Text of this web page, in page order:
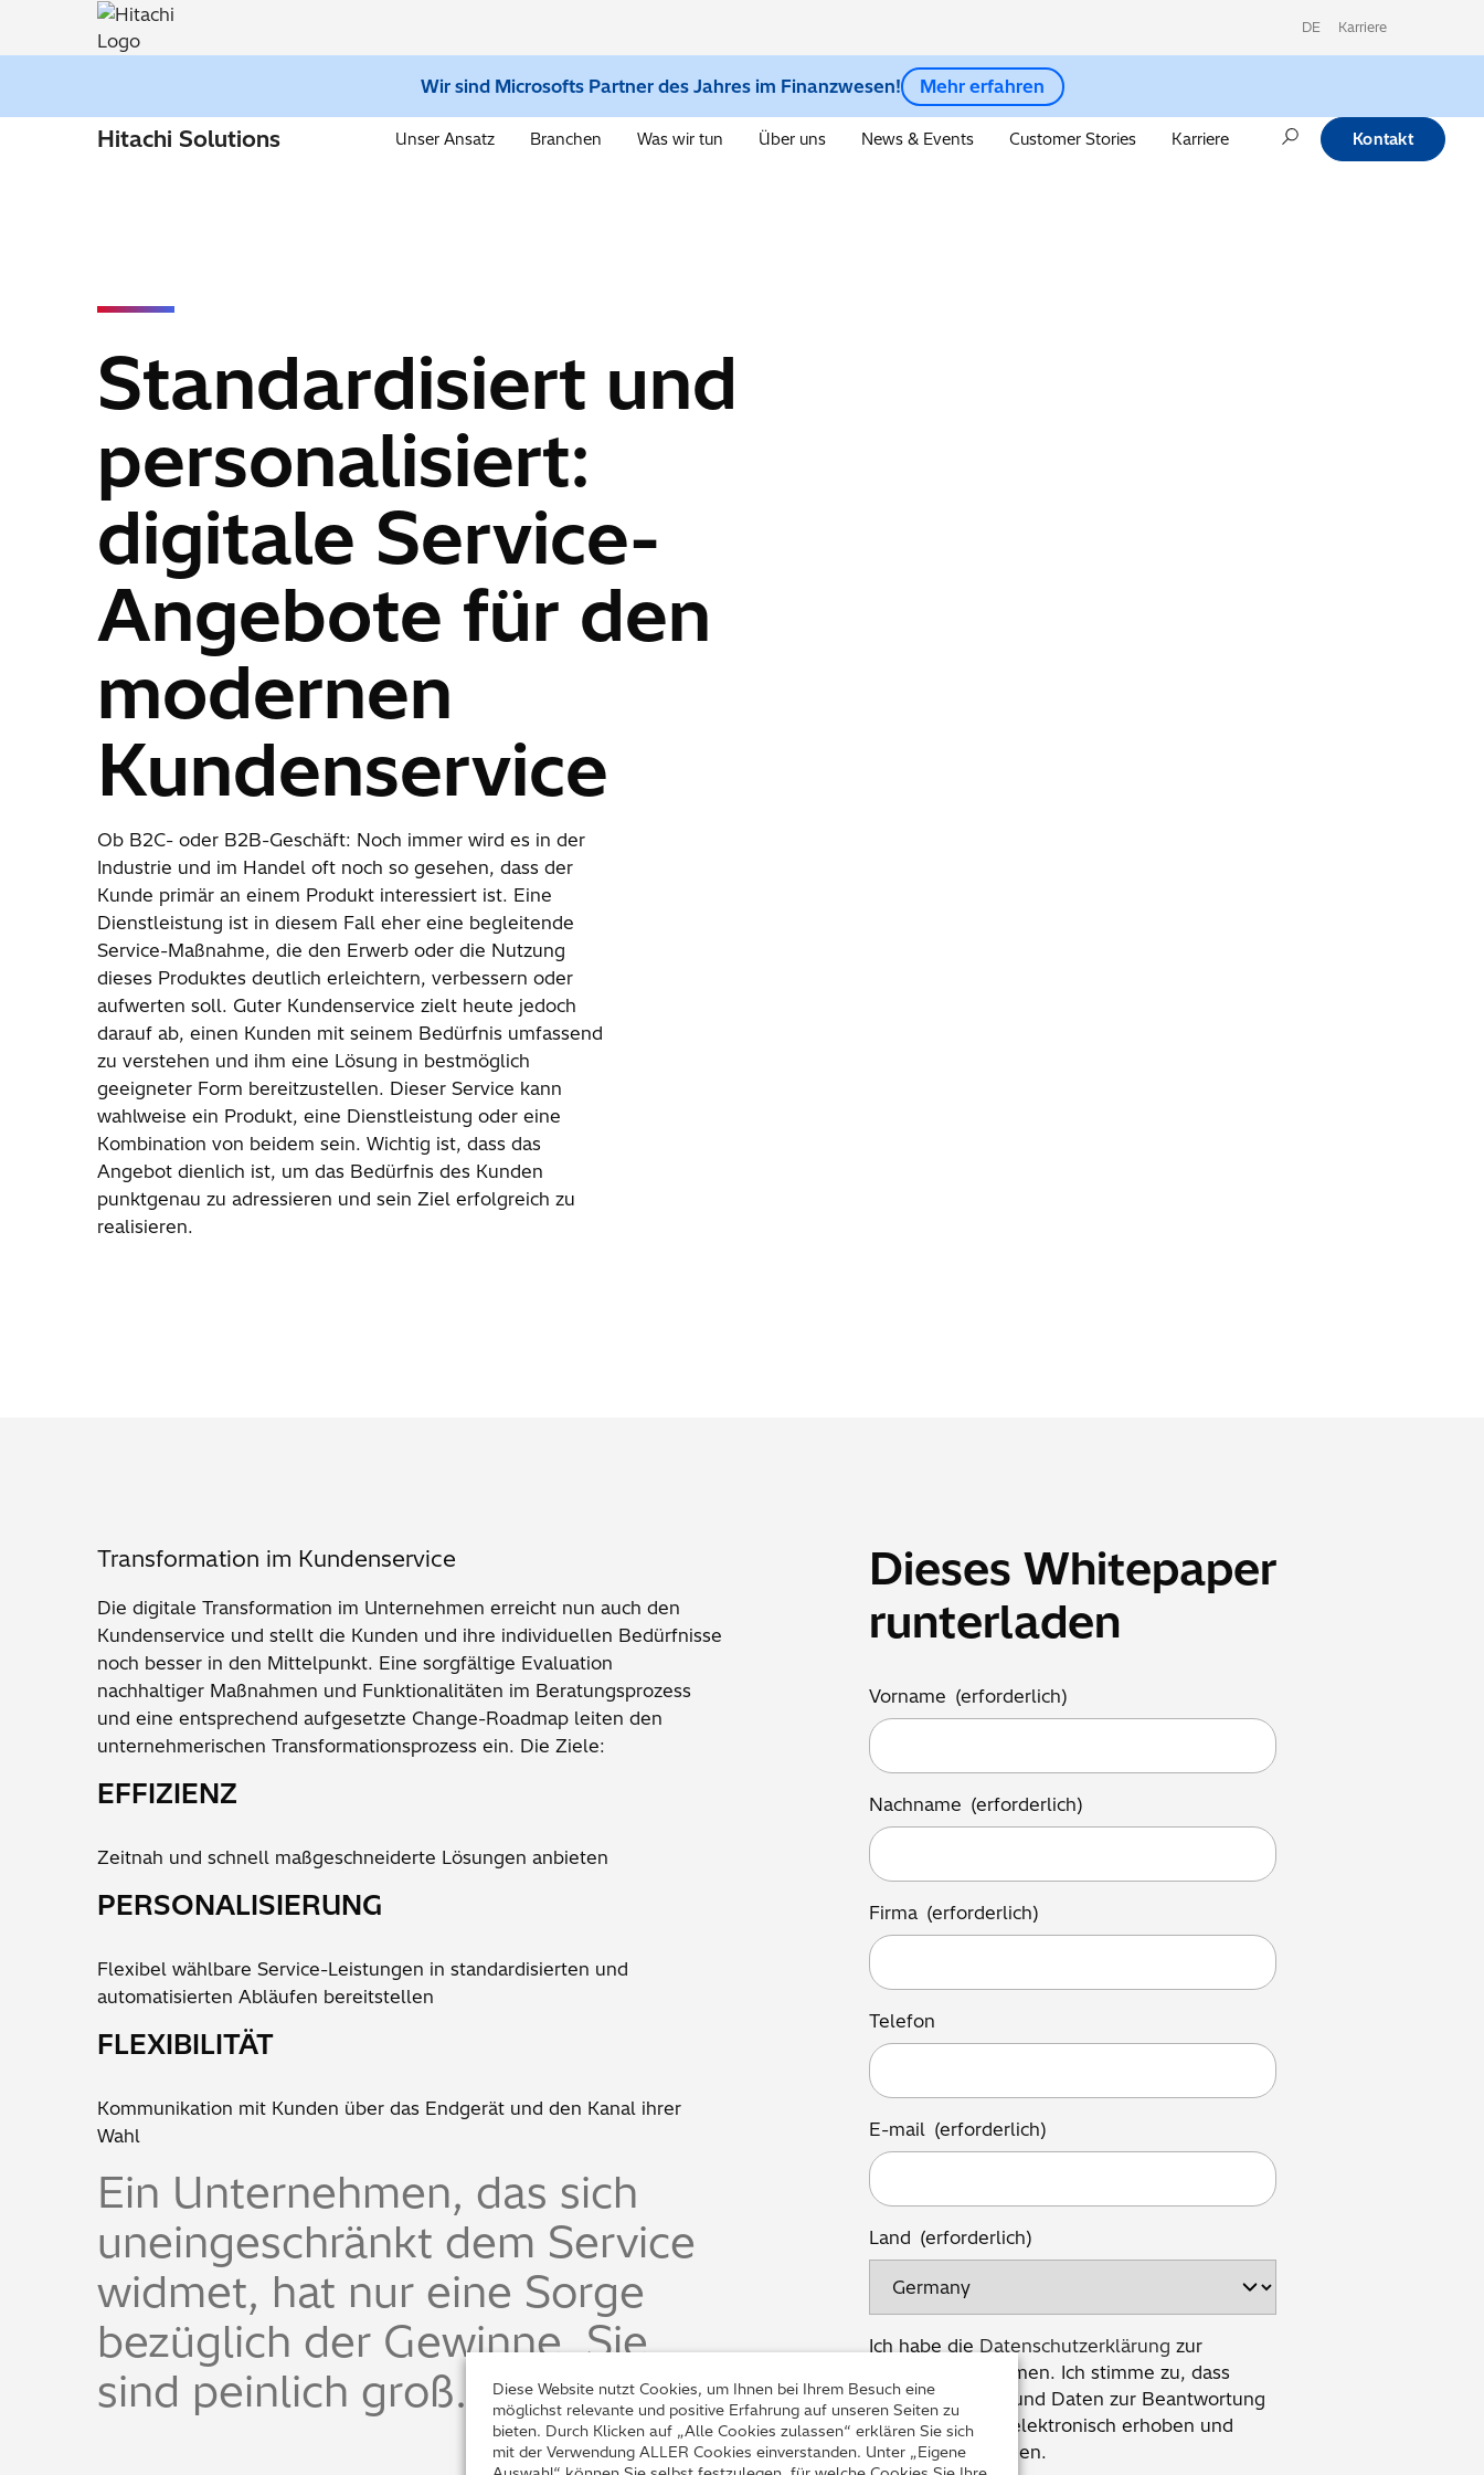
DE Karriere
Wir sind Microsofts Partner des Jahres im Finanzwesen! Mehr erfahren
Hitachi Solutions Unser Ansatz Branchen Was wir tun Über uns News & Events Customer Stories Karriere Kontakt
Standardisiert und
personalisiert:
digitale Service-
Angebote für den
modernen
Kundenservice
Ob B2C- oder B2B-Geschäft: Noch immer wird es in der
Industrie und im Handel oft noch so gesehen, dass der
Kunde primär an einem Produkt interessiert ist. Eine
Dienstleistung ist in diesem Fall eher eine begleitende
Service-Maßnahme, die den Erwerb oder die Nutzung
dieses Produktes deutlich erleichtern, verbessern oder
aufwerten soll. Guter Kundenservice zielt heute jedoch
darauf ab, einen Kunden mit seinem Bedürfnis umfassend
zu verstehen und ihm eine Lösung in bestmöglich
geeigneter Form bereitzustellen. Dieser Service kann
wahlweise ein Produkt, eine Dienstleistung oder eine
Kombination von beidem sein. Wichtig ist, dass das
Angebot dienlich ist, um das Bedürfnis des Kunden
punktgenau zu adressieren und sein Ziel erfolgreich zu
realisieren.
Transformation im Kundenservice
Die digitale Transformation im Unternehmen erreicht nun auch den
Kundenservice und stellt die Kunden und ihre individuellen Bedürfnisse
noch besser in den Mittelpunkt. Eine sorgfältige Evaluation
nachhaltiger Maßnahmen und Funktionalitäten im Beratungsprozess
und eine entsprechend aufgesetzte Change-Roadmap leiten den
unternehmerischen Transformationsprozess ein. Die Ziele:
EFFIZIENZ
Zeitnah und schnell maßgeschneiderte Lösungen anbieten
PERSONALISIERUNG
Flexibel wählbare Service-Leistungen in standardisierten und
automatisierten Abläufen bereitstellen
FLEXIBILITÄT
Kommunikation mit Kunden über das Endgerät und den Kanal ihrer
Wahl
Ein Unternehmen, das sich
uneingeschränkt dem Service
widmet, hat nur eine Sorge
bezüglich der Gewinne. Sie
sind peinlich groß.
Dieses Whitepaper
runterladen
Vorname (erforderlich)
Nachname (erforderlich)
Firma (erforderlich)
Telefon
E-mail (erforderlich)
Land (erforderlich)
Ich
die
Datenschutzerklärung
zur
Ich habe die Datenschutzerklärung zur
Kenntnis genommen. Ich stimme zu, dass
meine Angaben und Daten zur Beantwortung
meiner Anfrage elektronisch erhoben und
gespeichert werden.
Diese Website nutzt Cookies, um Ihnen bei Ihrem Besuch eine
möglichst relevante und positive Erfahrung auf unseren Seiten zu
bieten. Durch Klicken auf „Alle Cookies zulassen“ erklären Sie sich
mit der Verwendung ALLER Cookies einverstanden. Unter „Eigene